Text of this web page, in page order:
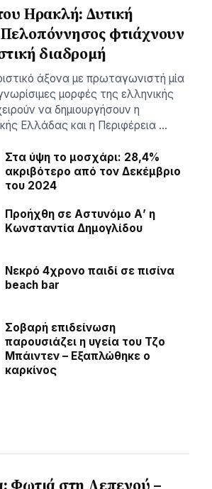
Ηρακλή: Δυτική
φτιάχνουν
διαδρομή
άξονα με πρωταγωνιστή μία
μορφές της ελληνικής
να δημιουργήσουν η
Ελλάδας και η Περιφέρεια …
Στα ύψη το μοσχάρι: 28,4%
ακριβότερο από τον Δεκέμβριο
του 2024
Προήχθη σε Αστυνόμο Α’ η
Κωνσταντία Δημογλίδου
Νεκρό 4χρονο παιδί σε πισίνα
beach bar
Σοβαρή επιδείνωση
παρουσιάζει η υγεία του Τζο
Μπάιντεν – Εξαπλώθηκε ο
καρκίνος